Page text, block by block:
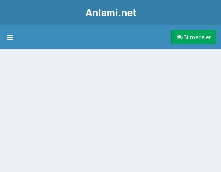
Anlami.net
Bulmaca Bilmeceler